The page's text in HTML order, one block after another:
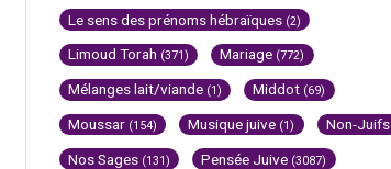
Le sens des prénoms hébraïques (2)
Limoud Torah (371) Mariage (772)
Mélanges lait/viande (1) Middot (69)
Moussar (154) Musique juive (1) Non-Juifs
Nos Sages (131) Pensée Juive (3087)